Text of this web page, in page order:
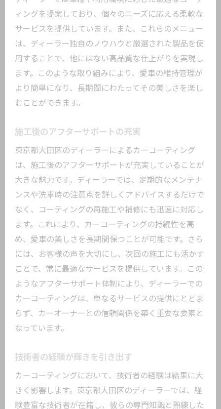
カーコーティングが持つ驚きの耐久性と美し
さ
特許技術を使った耐久コーティング
美しさを引き出す独自の処方
施工後の見た目の変化
耐久性を支える技術の秘密
実際の使用例から見る効果
ィングを提案しており、個々のニーズに応える柔軟な
サービスを提供しています。また、これらのメニュー
は、ディーラー独自のノウハウと厳選された製品を使
用することで、他にはない高品質な仕上がりを実現し
ます。このような取り組みにより、愛車の維持管理が
より簡単になり、長期間にわたってその美しさを楽し
むことができます。
施工後のアフターサポートの充実
東京都大田区のディーラーによるカーコーティング
は、施工後のアフターサポートが充実していることが
大きな魅力です。ディーラーでは、定期的なメンテナ
ンスや洗車時の注意点を詳しくアドバイスするだけで
なく、コーティングの再施工や補修にも迅速に対応し
ます。これにより、カーコーティングの持続性を高
め、愛車の美しさを長期間保つことが可能です。さら
には、お客様の声を大切にし、次回の施工にも活かす
ことで、常に最適なサービスを提供しています。この
ようなアフターサポート体制により、ディーラーでの
カーコーティングは、単なるサービスの提供にとどま
らず、カーオーナーとの信頼関係を築く重要な要素と
なっています。
技術者の経験が輝きを引き出す
カーコーティングにおいて、技術者の経験は結果に大
きく影響します。東京都大田区のディーラーでは、経
験豊富な技術者が在籍し、彼らの専門知識と熟練した